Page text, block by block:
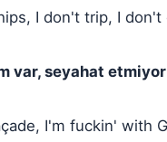
I don't trip, I don't
var, seyahat
I'm fuckin' with